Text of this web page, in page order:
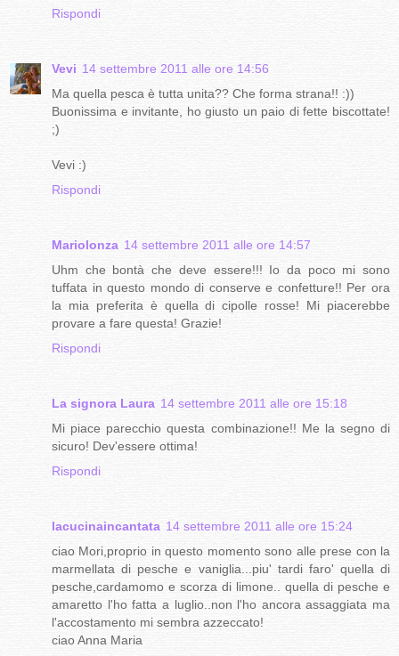
Rispondi
Vevi 14 settembre 2011 alle ore 14:56
Ma quella pesca è tutta unita?? Che forma strana!! :))
Buonissima e invitante, ho giusto un paio di fette biscottate!
;)
Vevi :)
Rispondi
Mariolonza 14 settembre 2011 alle ore 14:57
Uhm che bontà che deve essere!!! Io da poco mi sono
tuffata in questo mondo di conserve e confetture!! Per ora
la mia preferita è quella di cipolle rosse! Mi piacerebbe
provare a fare questa! Grazie!
Rispondi
La signora Laura 14 settembre 2011 alle ore 15:18
Mi piace parecchio questa combinazione!! Me la segno di
sicuro! Dev'essere ottima!
Rispondi
lacucinaincantata 14 settembre 2011 alle ore 15:24
ciao Mori,proprio in questo momento sono alle prese con la
marmellata di pesche e vaniglia...piu' tardi faro' quella di
pesche,cardamomo e scorza di limone.. quella di pesche e
amaretto l'ho fatta a luglio..non l'ho ancora assaggiata ma
l'accostamento mi sembra azzeccato!
ciao Anna Maria